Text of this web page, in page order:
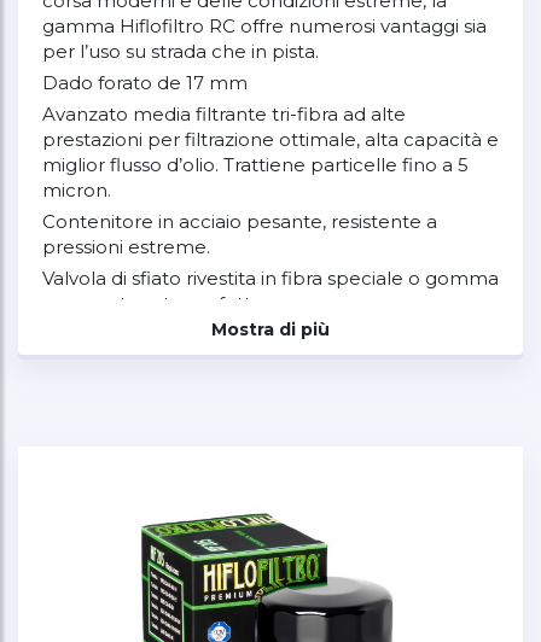
gamma Hiflofiltro RC offre numerosi vantaggi sia
per l’uso su strada che in pista.
Dado forato de 17 mm
Avanzato media filtrante tri-fibra ad alte
prestazioni per filtrazione ottimale, alta capacità e
miglior flusso d’olio. Trattiene particelle fino a 5
micron.
Contenitore in acciaio pesante, resistente a
pressioni estreme.
Valvola di sfiato rivestita in fibra speciale o gomma
per una tenuta perfetta.
Compatibile con tutti i tipi di olio, minerale e
sintetico.
Mostra di più